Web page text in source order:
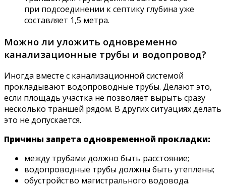
при подсоединении к септику глубина уже
составляет 1,5 метра.
Можно ли уложить одновременно
канализационные трубы и водопровод?
Иногда вместе с канализационной системой
прокладывают водопроводные трубы. Делают это,
если площадь участка не позволяет вырыть сразу
несколько траншей рядом. В других ситуациях делать
это не допускается.
Причины запрета одновременной прокладки:
между трубами должно быть расстояние;
водопроводные трубы должны быть утеплены;
обустройство магистрального водовода.